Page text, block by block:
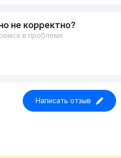
не корректно?
в проблеме
Написать отзыв